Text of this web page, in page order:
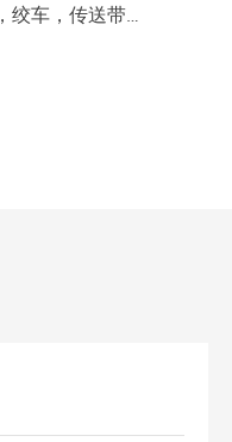
绞车，传送带…